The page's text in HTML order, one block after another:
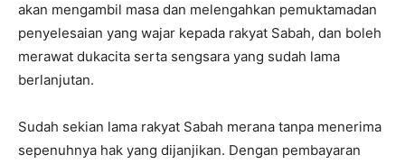
akan mengambil masa dan melengahkan pemuktamadan
penyelesaian yang wajar kepada rakyat Sabah, dan boleh
merawat dukacita serta sengsara yang sudah lama
berlanjutan.
Sudah sekian lama rakyat Sabah merana tanpa menerima
sepenuhnya hak yang dijanjikan. Dengan pembayaran